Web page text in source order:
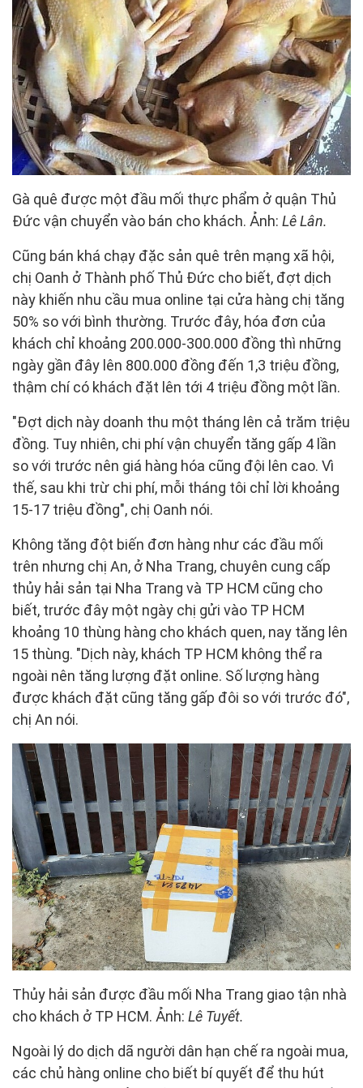
Gà quê được một đầu mối thực phẩm ở quận Thủ
Đức vận chuyển vào bán cho khách. Ảnh: Lê Lân.
Cũng bán khá chạy đặc sản quê trên mạng xã hội,
chị Oanh ở Thành phố Thủ Đức cho biết, đợt dịch
này khiến nhu cầu mua online tại cửa hàng chị tăng
50% so với bình thường. Trước đây, hóa đơn của
khách chỉ khoảng 200.000-300.000 đồng thì những
ngày gần đây lên 800.000 đồng đến 1,3 triệu đồng,
thậm chí có khách đặt lên tới 4 triệu đồng một lần.
"Đợt dịch này doanh thu một tháng lên cả trăm triệu
đồng. Tuy nhiên, chi phí vận chuyển tăng gấp 4 lần
so với trước nên giá hàng hóa cũng đội lên cao. Vì
thế, sau khi trừ chi phí, mỗi tháng tôi chỉ lời khoảng
15-17 triệu đồng", chị Oanh nói.
Không tăng đột biến đơn hàng như các đầu mối
trên nhưng chị An, ở Nha Trang, chuyên cung cấp
thủy hải sản tại Nha Trang và TP HCM cũng cho
biết, trước đây một ngày chị gửi vào TP HCM
khoảng 10 thùng hàng cho khách quen, nay tăng lên
15 thùng. "Dịch này, khách TP HCM không thể ra
ngoài nên tăng lượng đặt online. Số lượng hàng
được khách đặt cũng tăng gấp đôi so với trước đó",
chị An nói.
Thủy hải sản được đầu mối Nha Trang giao tận nhà
cho khách ở TP HCM. Ảnh: Lê Tuyết.
Ngoài lý do dịch dã người dân hạn chế ra ngoài mua,
các chủ hàng online cho biết bí quyết để thu hút